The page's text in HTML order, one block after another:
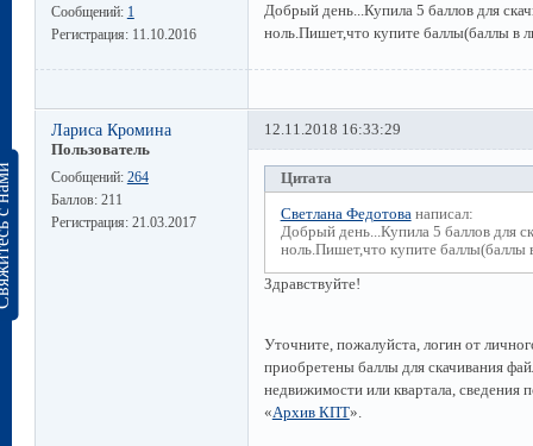
нами
Сообщений: 1
Регистрация: 11.10.2016
Добрый день...Купила 5 баллов для
ноль.Пишет,что купите баллы(баллы в
Лариса Кромина
Пользователь
Сообщений: 264
Баллов: 211
Регистрация: 21.03.2017
12.11.2018 16:33:29
Цитата
Светлана Федотованаписал:
Добрый день...Купила 5 баллов для
ноль.Пишет,что купите баллы(баллы
Здравствуйте!
Уточните, пожалуйста, логин от
приобретены баллы для скачивания
недвижимости или квартала, сведения
«Архив КПТ».